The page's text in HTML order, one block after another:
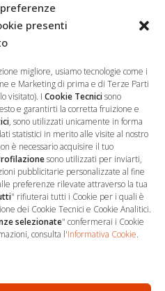
presenti
migliore, usiamo tecnologie come i
e Marketing di prima e di Terze Parti
visitato). I Cookie Tecnicisono
e garantirti la corretta fruizione e
, sono utilizzati unicamente in forma
statistici in merito alle visite al nostro
è necessario acquisire il tuo
sono utilizzati per inviarti,
pubblicitarie personalizzate al fine
preferenze rilevate attraverso la tua
" rifiuterai tutti i Cookie per i quali è
dei Cookie Tecnici e Cookie Analitici.
selezionate" confermerai i Cookie
consulta l'Informativa Cookie.
Sede Operativa